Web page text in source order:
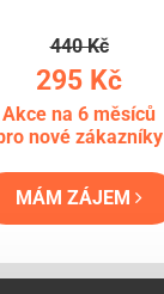
440 Kč
295 Kč
Akce na 6 měsíců
nové zákazníky
MÁM ZÁJEM